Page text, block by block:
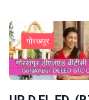
गोरखपुर